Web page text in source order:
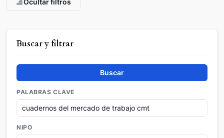
Ocultar filtros
Buscar y filtrar
Buscar
PALABRAS CLAVE
NIPO